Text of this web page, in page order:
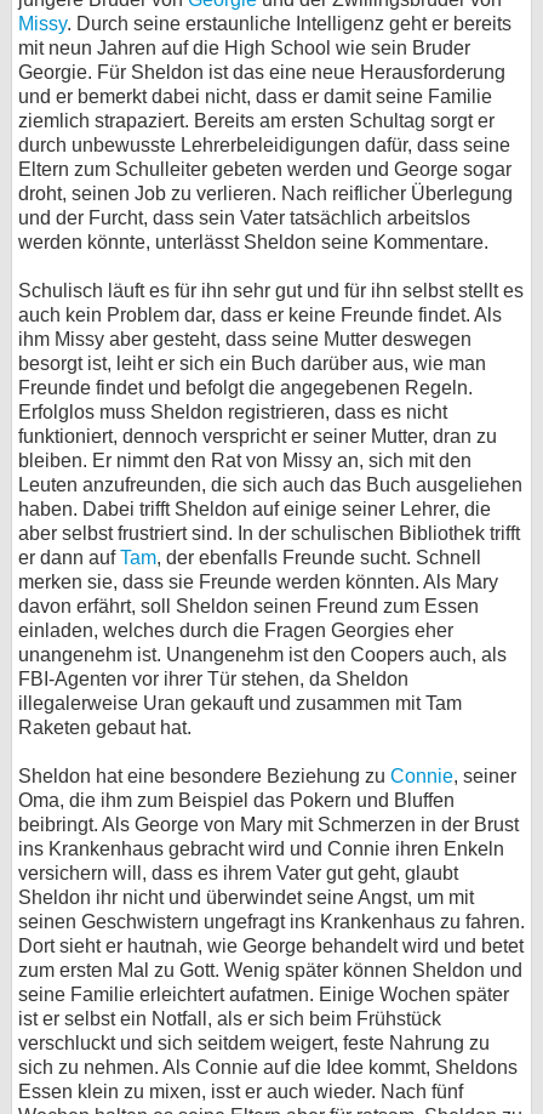
Missy. Durch seine erstaunliche Intelligenz geht er bereits
mit neun Jahren auf die High School wie sein Bruder
Georgie. Für Sheldon ist das eine neue Herausforderung
und er bemerkt dabei nicht, dass er damit seine Familie
ziemlich strapaziert. Bereits am ersten Schultag sorgt er
durch unbewusste Lehrerbeleidigungen dafür, dass seine
Eltern zum Schulleiter gebeten werden und George sogar
droht, seinen Job zu verlieren. Nach reiflicher Überlegung
und der Furcht, dass sein Vater tatsächlich arbeitslos
werden könnte, unterlässt Sheldon seine Kommentare.
Schulisch läuft es für ihn sehr gut und für ihn selbst stellt es
auch kein Problem dar, dass er keine Freunde findet. Als
ihm Missy aber gesteht, dass seine Mutter deswegen
besorgt ist, leiht er sich ein Buch darüber aus, wie man
Freunde findet und befolgt die angegebenen Regeln.
Erfolglos muss Sheldon registrieren, dass es nicht
funktioniert, dennoch verspricht er seiner Mutter, dran zu
bleiben. Er nimmt den Rat von Missy an, sich mit den
Leuten anzufreunden, die sich auch das Buch ausgeliehen
haben. Dabei trifft Sheldon auf einige seiner Lehrer, die
aber selbst frustriert sind. In der schulischen Bibliothek trifft
er dann aufTam, der ebenfalls Freunde sucht. Schnell
merken sie, dass sie Freunde werden könnten. Als Mary
davon erfährt, soll Sheldon seinen Freund zum Essen
einladen, welches durch die Fragen Georgies eher
unangenehm ist. Unangenehm ist den Coopers auch, als
FBI-Agenten vor ihrer Tür stehen, da Sheldon
illegalerweise Uran gekauft und zusammen mit Tam
Raketen gebaut hat.
Sheldon hat eine besondere Beziehung zu Connie, seiner
Oma, die ihm zum Beispiel das Pokern und Bluffen
beibringt. Als George von Mary mit Schmerzen in der Brust
ins Krankenhaus gebracht wird und Connie ihren Enkeln
versichern will, dass es ihrem Vater gut geht, glaubt
Sheldon ihr nicht und überwindet seine Angst, um mit
seinen Geschwistern ungefragt ins Krankenhaus zu fahren.
Dort sieht er hautnah, wie George behandelt wird und betet
zum ersten Mal zu Gott. Wenig später können Sheldon und
seine Familie erleichtert aufatmen. Einige Wochen später
ist er selbst ein Notfall, als er sich beim Frühstück
verschluckt und sich seitdem weigert, feste Nahrung zu
sich zu nehmen. Als Connie auf die Idee kommt, Sheldons
Essen klein zu mixen, isst er auch wieder. Nach fünf